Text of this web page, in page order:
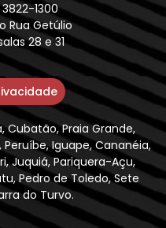
1300
Rua Getúlio
28 e 31
Cubatão, Praia Grande,
Iguape, Cananéia,
Juquiá, Pariquera-Açu,
Pedro de Toledo, Sete
do Turvo.